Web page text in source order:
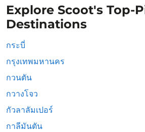
Explore Scoot's Top-
Destinations
กระบี่
กรุงเทพมหานคร
กวนตัน
กวางโจว
กัวลาลัมเปอร์
กาลีมันตัน